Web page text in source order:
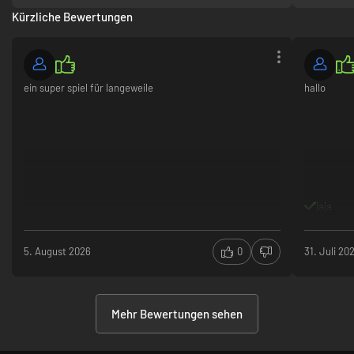
Kürzliche Bewertungen
ein super spiel für langeweile
5. August 2026 0
hallo
31. Juli
Mehr Bewertungen sehen